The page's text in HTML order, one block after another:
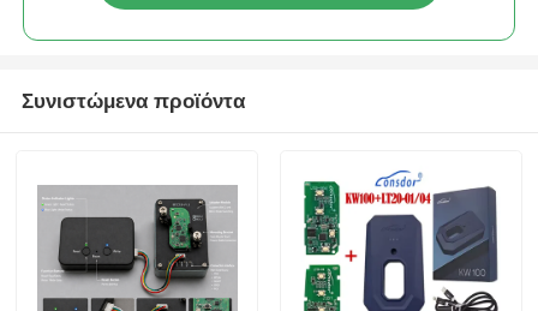
Συνιστώμενα προϊόντα